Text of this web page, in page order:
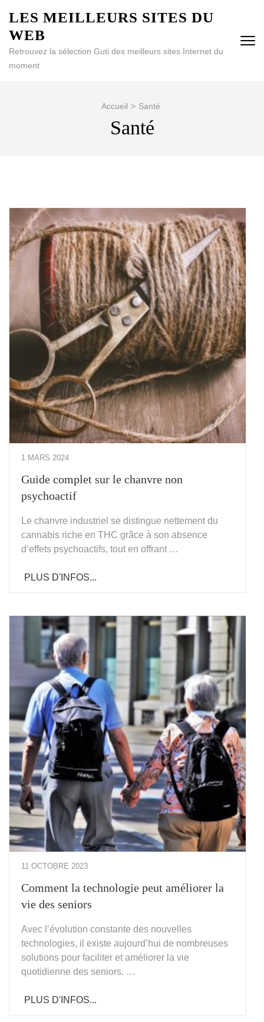
au
contenu
(Pressez
Entrée)
LES MEILLEURS SITES DU
WEB
Retrouvez la sélection Guti des meilleurs sites Internet du
moment
Accueil > Santé
Santé
1 MARS 2024
Guide complet sur le chanvre non
psychoactif
Le chanvre industriel se distingue nettement du
cannabis riche en THC grâce à son absence
d’effets psychoactifs, tout en offrant …
PLUS D'INFOS...
11 OCTOBRE 2023
Comment la technologie peut améliorer la
vie des seniors
Avec l’évolution constante des nouvelles
technologies, il existe aujourd’hui de nombreuses
solutions pour faciliter et améliorer la vie
quotidienne des seniors. …
PLUS D'INFOS...